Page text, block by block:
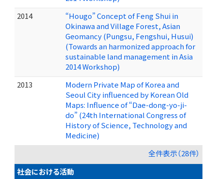
2014
“Hougo” Concept of Feng Shui in
Okinawa and Village Forest, Asian
Geomancy (Pungsu, Fengshui, Husui)
(Towards an harmonized approach for
sustainable land management in Asia
2014 Workshop)
2013
Modern Private Map of Korea and
Seoul City influenced by Korean Old
Maps: Influence of “Dae-dong-yo-ji-
do” (24th International Congress of
History of Science, Technology and
Medicine)
全件表示（28件）
社会における活動